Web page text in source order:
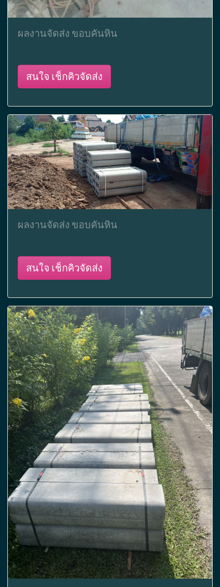
ผลงานจัดส่ง ขอบคันหิน
สนใจ เช็กคิวจัดส่ง
ผลงานจัดส่ง ขอบคันหิน
สนใจ เช็กคิวจัดส่ง